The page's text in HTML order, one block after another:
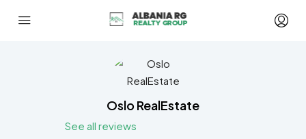
Oslo RealEstate
See all reviews